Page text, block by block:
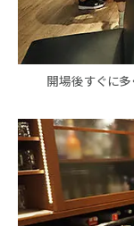
開場後すぐに